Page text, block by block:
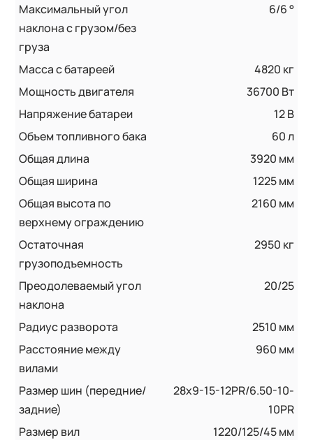
Максимальный угол
наклона с грузом/без
груза
6/6 °
Масса с батареей
4820 кг
Мощность двигателя
36700 Вт
Напряжение батареи
12 B
Объем топливного бака
60 л
Общая длина
3920 мм
Общая ширина
1225 мм
Общая высота по
верхнему ограждению
2160 мм
Остаточная
грузоподъемность
2950 кг
Преодолеваемый угол
наклона
20/25
Радиус разворота
2510 мм
Расстояние между
вилами
960 мм
Размер шин (передние/
задние)
28x9-15-12PR/6.50-10-
10PR
Размер вил
1220/125/45 мм